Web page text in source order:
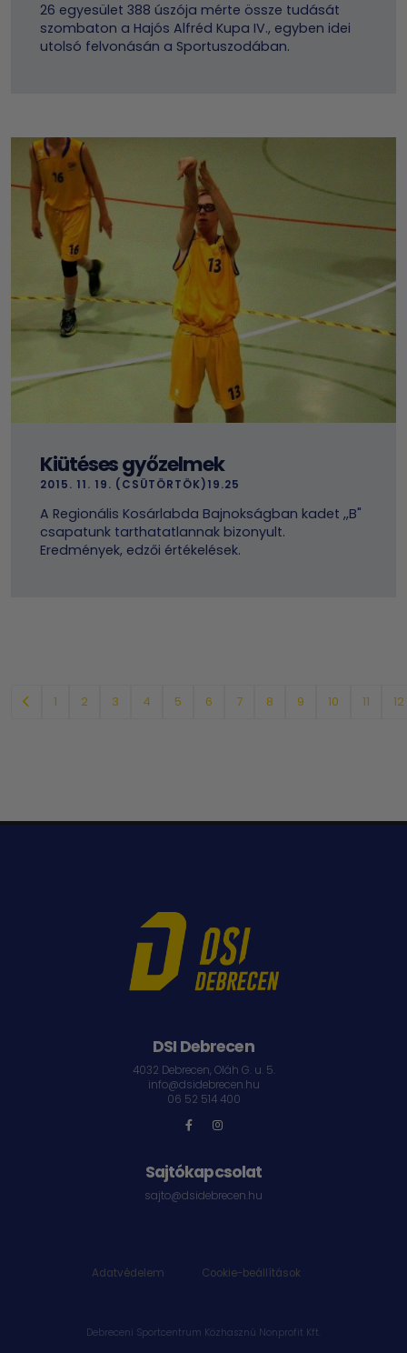
26 egyesület 388 úszója mérte össze tudását
szombaton a Hajós Alfréd Kupa IV., egyben idei
utolsó felvonásán a Sportuszodában.
Kiütéses győzelmek
2015. 11. 19. (CSÜTÖRTÖK)19.25
A Regionális Kosárlabda Bajnokságban kadet ,,B"
csapatunk tarthatatlannak bizonyult.
Eredmények, edzői értékelések.
1 2 3 4 5 6 7 8 9 10 11 12
DSI Debrecen
4032 Debrecen, Oláh G. u. 5.
info@dsidebrecen.hu
06 52 514 400
Sajtókapcsolat
sajto@dsidebrecen.hu
Adatvédelem Cookie-beállítások
Debreceni Sportcentrum Közhasznú Nonprofit Kft.